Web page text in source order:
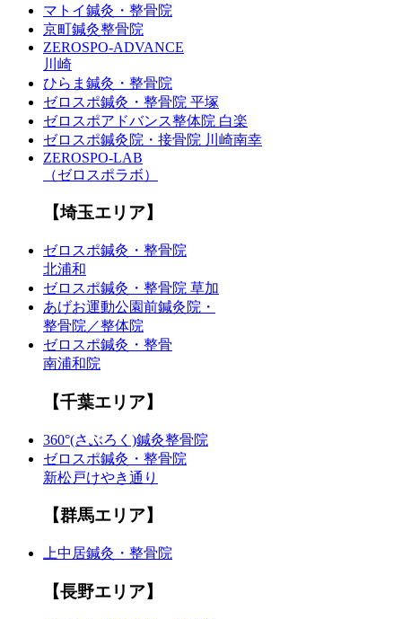
マトイ鍼灸・整骨院
京町鍼灸整骨院
ZEROSPO-ADVANCE
川崎
ひらま鍼灸・整骨院
ゼロスポ鍼灸・整骨院 平塚
ゼロスポアドバンス整体院 白楽
ゼロスポ鍼灸院・接骨院 川崎南幸
ZEROSPO-LAB
（ゼロスポラボ）
【埼玉エリア】
ゼロスポ鍼灸・整骨院
北浦和
ゼロスポ鍼灸・整骨院 草加
あげお運動公園前鍼灸院・
整骨院／整体院
ゼロスポ鍼灸・整骨
南浦和院
【千葉エリア】
360°(さぶろく)鍼灸整骨院
ゼロスポ鍼灸・整骨院
新松戸けやき通り
【群馬エリア】
上中居鍼灸・整骨院
【長野エリア】